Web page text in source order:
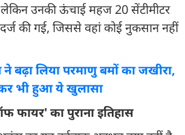
उनकी ऊंचाई महज 20 सेंटीमीटर
की गई, जिससे वहां कोई नुकसान नहीं
ने बढ़ा लिया परमाणु बमों का जखीरा,
भी हुआ ये खुलासा
फायर' का पुराना इतिहास